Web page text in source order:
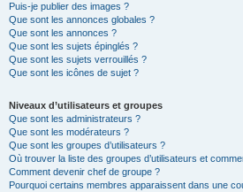
Puis-je publier des images ?
Que sont les annonces globales ?
Que sont les annonces ?
Que sont les sujets épinglés ?
Que sont les sujets verrouillés ?
Que sont les icônes de sujet ?
Niveaux d’utilisateurs et groupes
Que sont les administrateurs ?
Que sont les modérateurs ?
Que sont les groupes d’utilisateurs ?
Où trouver la liste des groupes d’utilisateurs et
Comment devenir chef de groupe ?
Pourquoi certains membres apparaissent dans une